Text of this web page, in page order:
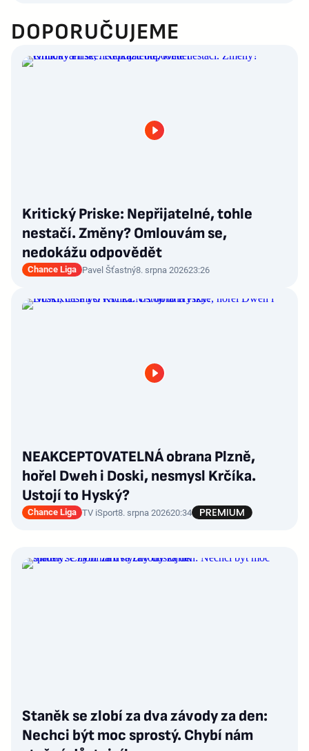
DOPORUČUJEME
Kritický Priske: Nepřijatelné, tohle
nestačí. Změny? Omlouvám se,
nedokážu odpovědět
Chance Liga Pavel Šťastný8. srpna 202623:26
NEAKCEPTOVATELNÁ obrana Plzně,
hořel Dweh i Doski, nesmysl Krčíka.
Ustojí to Hyský?
Chance Liga TV iSport8. srpna 202620:34
Staněk se zlobí za dva závody za den:
Nechci být moc sprostý. Chybí nám